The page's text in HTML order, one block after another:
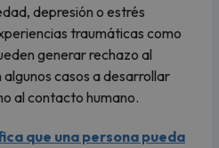
depresión o estrés
traumáticas como
generar rechazo al
casos a desarrollar
al contacto humano.
que una persona pueda